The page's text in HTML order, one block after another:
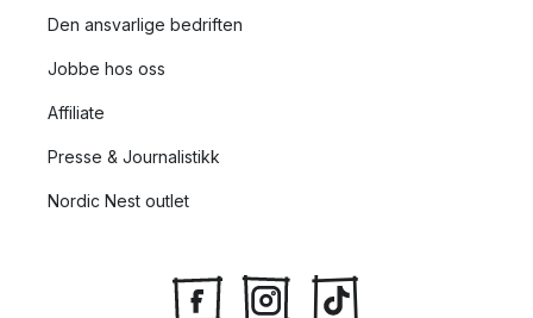
Den ansvarlige bedriften
Jobbe hos oss
Affiliate
Presse & Journalistikk
Nordic Nest outlet